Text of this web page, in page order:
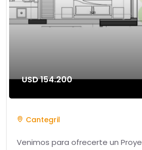
USD 154.200
Cantegril
Venimos para ofrecerte un